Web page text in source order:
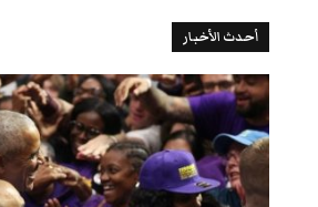
أحدث الأخبار